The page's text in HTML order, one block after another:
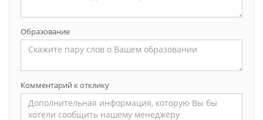
Образование
Комментарий к отклику